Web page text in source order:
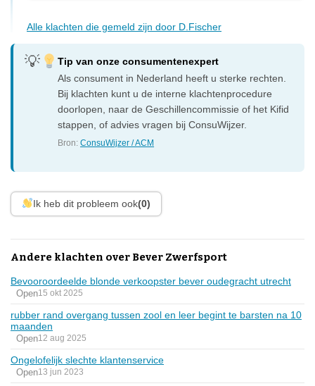
Alle klachten die gemeld zijn door D.Fischer
Tip van onze consumentenexpert
Als consument in Nederland heeft u sterke rechten.
Bij klachten kunt u de interne klachtenprocedure
doorlopen, naar de Geschillencommissie of het Kifid
stappen, of advies vragen bij ConsuWijzer.
Bron:ConsuWijzer / ACM
Ik heb dit probleem ook(0)
Andere klachten over Bever Zwerfsport
Bevooroordeelde blonde verkoopster bever oudegracht utrecht
Open15 okt 2025
rubber rand overgang tussen zool en leer begint te barsten na 10
maanden
Open12 aug 2025
Ongelofelijk slechte klantenservice
Open13 jun 2023